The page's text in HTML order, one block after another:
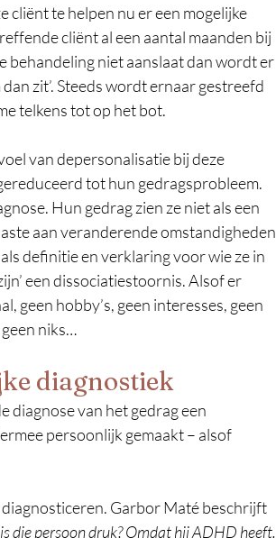
cliënt te helpen nu er een mogelijke
cliënt al een aantal maanden bij
behandeling niet aanslaat dan wordt er
zit’. Steeds wordt ernaar gestreefd
telkens tot op het bot.
van depersonalisatie bij deze
tot hun gedragsprobleem.
Hun gedrag zien ze niet als een
aan veranderende omstandigheden
definitie en verklaring voor wie ze in
een dissociatiestoornis. Alsof er
geen hobby’s, geen interesses, geen
niks…
diagnostiek
diagnose van het gedrag een
persoonlijk gemaakt – alsof
Garbor Maté beschrijft
die persoon druk? Omdat hij ADHD heeft.